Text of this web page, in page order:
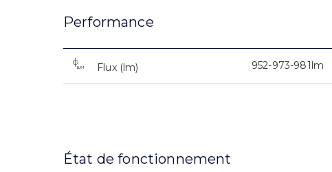
Performance
Flux (lm) 952-973-981lm
État de fonctionnement